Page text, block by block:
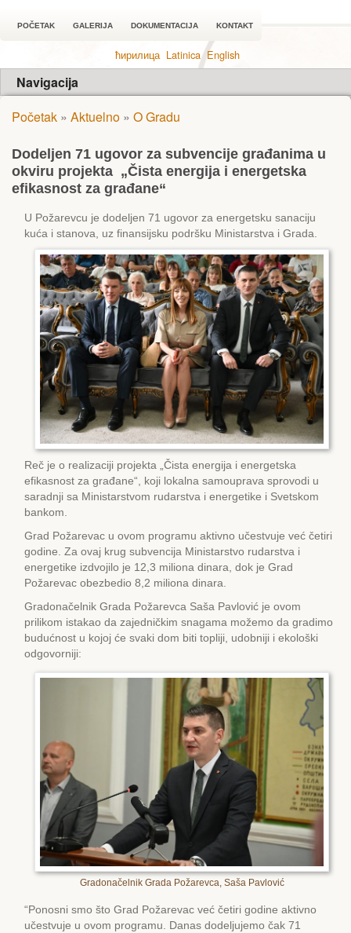
POČETAK GALERIJA DOKUMENTACIJA KONTAKT
ћирилица Latinica English
Navigacija
Početak » Aktuelno » O Gradu
Dodeljen 71 ugovor za subvencije građanima u
okviru projekta „Čista energija i energetska
efikasnost za građane“
U Požarevcu je dodeljen 71 ugovor za energetsku sanaciju
kuća i stanova, uz finansijsku podršku Ministarstva i Grada.
Reč je o realizaciji projekta „Čista energija i energetska
efikasnost za građane“, koji lokalna samouprava sprovodi u
saradnji sa Ministarstvom rudarstva i energetike i Svetskom
bankom.
Grad Požarevac u ovom programu aktivno učestvuje već četiri
godine. Za ovaj krug subvencija Ministarstvo rudarstva i
energetike izdvojilo je 12,3 miliona dinara, dok je Grad
Požarevac obezbedio 8,2 miliona dinara.
Gradonačelnik Grada Požarevca Saša Pavlović je ovom
prilikom istakao da zajedničkim snagama možemo da gradimo
budućnost u kojoj će svaki dom biti topliji, udobniji i ekološki
odgovorniji:
Gradonačelnik Grada Požarevca, Saša Pavlović
“Ponosni smo što Grad Požarevac već četiri godine aktivno
učestvuje u ovom programu. Danas dodeljujemo čak 71